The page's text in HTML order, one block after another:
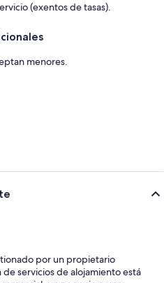
(exentos de tasas).
menores.
por un propietario
servicios de alojamiento está